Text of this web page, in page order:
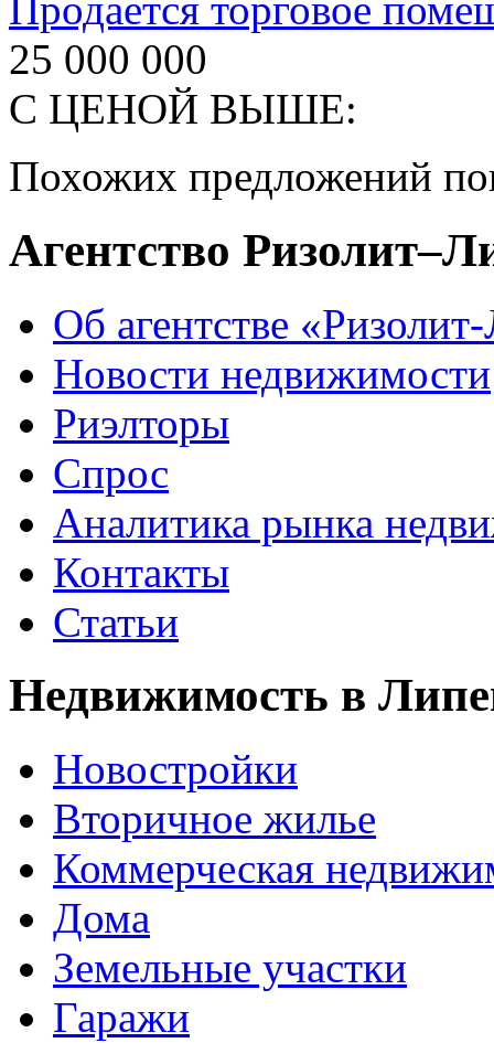
25 000 000
С ЦЕНОЙ ВЫШЕ:
Похожих предложений
Агентство
Об агентстве
Новости недвижимости
Риэлторы
Спрос
Аналитика рынка
Контакты
Статьи
Недвижимость в
Новостройки
Вторичное жилье
Коммерческая
Дома
Земельные участки
Гаражи